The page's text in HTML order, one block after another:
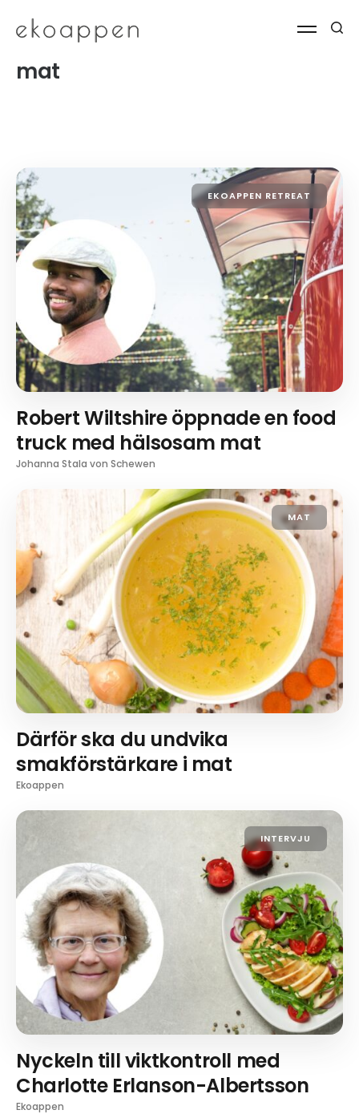
mat
EKOAPPEN RETREAT
Robert Wiltshire öppnade en food
truck med hälsosam mat
Johanna Stala von Schewen
MAT
Därför ska du undvika
smakförstärkare i mat
Ekoappen
INTERVJU
Nyckeln till viktkontroll med
Charlotte Erlanson-Albertsson
Ekoappen